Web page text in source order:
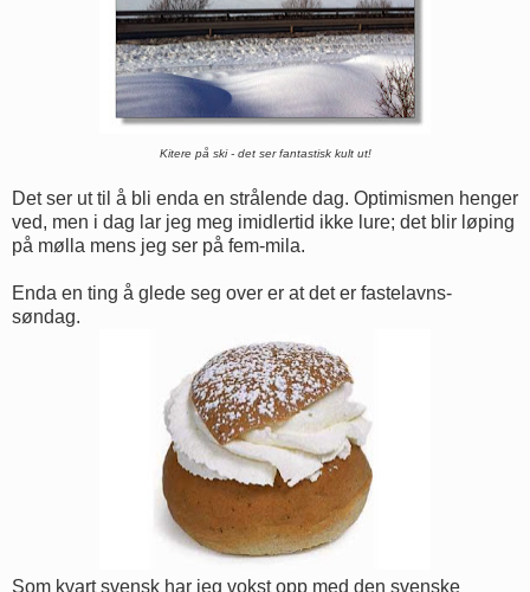
Kitere på ski - det ser fantastisk kult ut!
Det ser ut til å bli enda en strålende dag. Optimismen henger
ved, men i dag lar jeg meg imidlertid ikke lure; det blir løping
på mølla mens jeg ser på fem-mila.
Enda en ting å glede seg over er at det er fastelavns-
søndag.
Som kvart svensk har jeg vokst opp med den svenske